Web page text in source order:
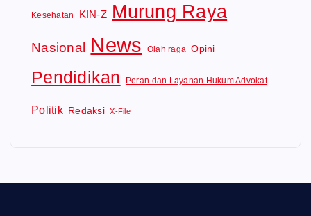
Kesehatan KIN-Z Murung Raya
Nasional News Olah raga Opini
Pendidikan Peran dan Layanan Hukum Advokat
Politik Redaksi X-File